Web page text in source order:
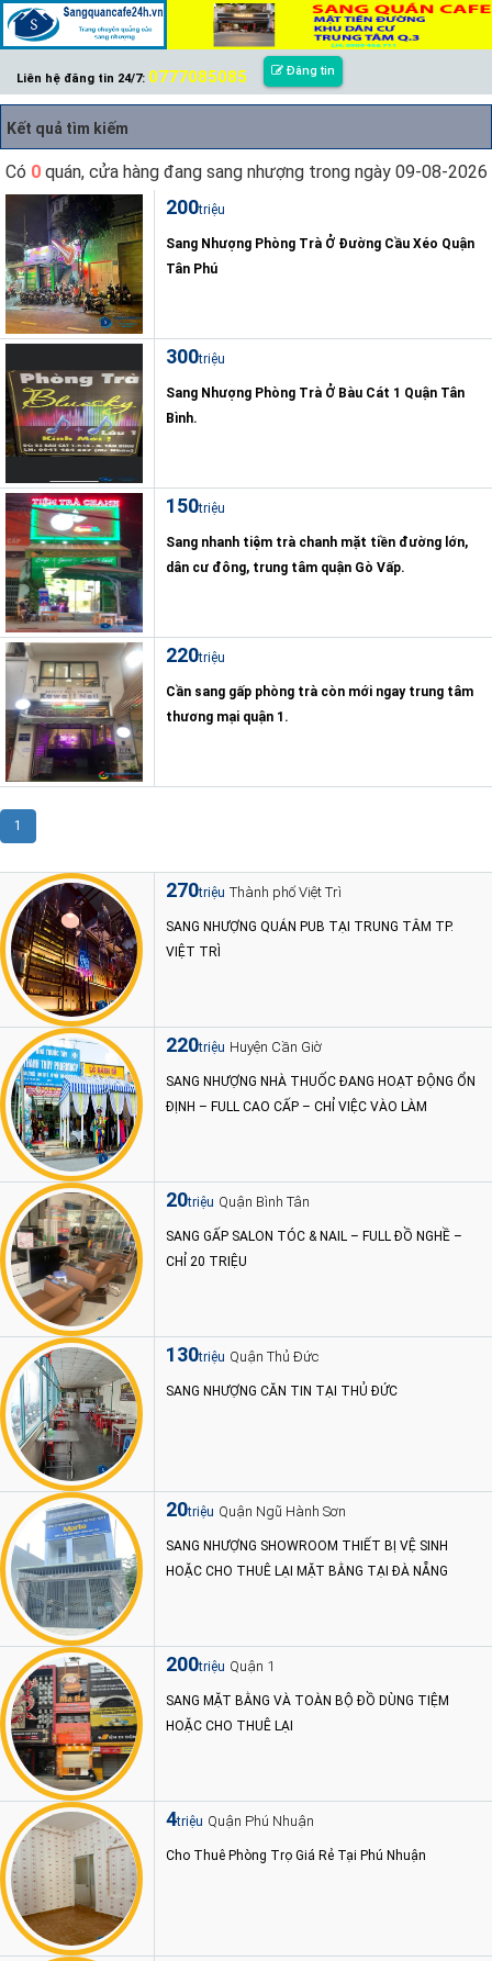
Liên hệ đăng tin 24/7: 0777085085 Đăng tin
Kết quả tìm kiếm
Có 0quán, cửa hàng đang sang nhượng trong ngày 09-08-2026
200triệu
Sang Nhượng Phòng Trà Ở Đường Cầu Xéo Quận
Tân Phú
300triệu
Sang Nhượng Phòng Trà Ở Bàu Cát 1 Quận Tân
Bình.
150triệu
Sang nhanh tiệm trà chanh mặt tiền đường lớn,
dân cư đông, trung tâm quận Gò Vấp.
220triệu
Cần sang gấp phòng trà còn mới ngay trung tâm
thương mại quận 1.
1
270triệu Thành phố Việt Trì
SANG NHƯỢNG QUÁN PUB TẠI TRUNG TÂM TP.
VIỆT TRÌ
220triệu Huyện Cần Giờ
SANG NHƯỢNG NHÀ THUỐC ĐANG HOẠT ĐỘNG ỔN
ĐỊNH – FULL CAO CẤP – CHỈ VIỆC VÀO LÀM
20triệu Quận Bình Tân
SANG GẤP SALON TÓC & NAIL – FULL ĐỒ NGHỀ –
CHỈ 20 TRIỆU
130triệu Quận Thủ Đức
SANG NHƯỢNG CĂN TIN TẠI THỦ ĐỨC
20triệu Quận Ngũ Hành Sơn
SANG NHƯỢNG SHOWROOM THIẾT BỊ VỆ SINH
HOẶC CHO THUÊ LẠI MẶT BẰNG TẠI ĐÀ NẴNG
200triệu Quận 1
SANG MẶT BẰNG VÀ TOÀN BỘ ĐỒ DÙNG TIỆM
HOẶC CHO THUÊ LẠI
4triệu Quận Phú Nhuận
Cho Thuê Phòng Trọ Giá Rẻ Tại Phú Nhuận